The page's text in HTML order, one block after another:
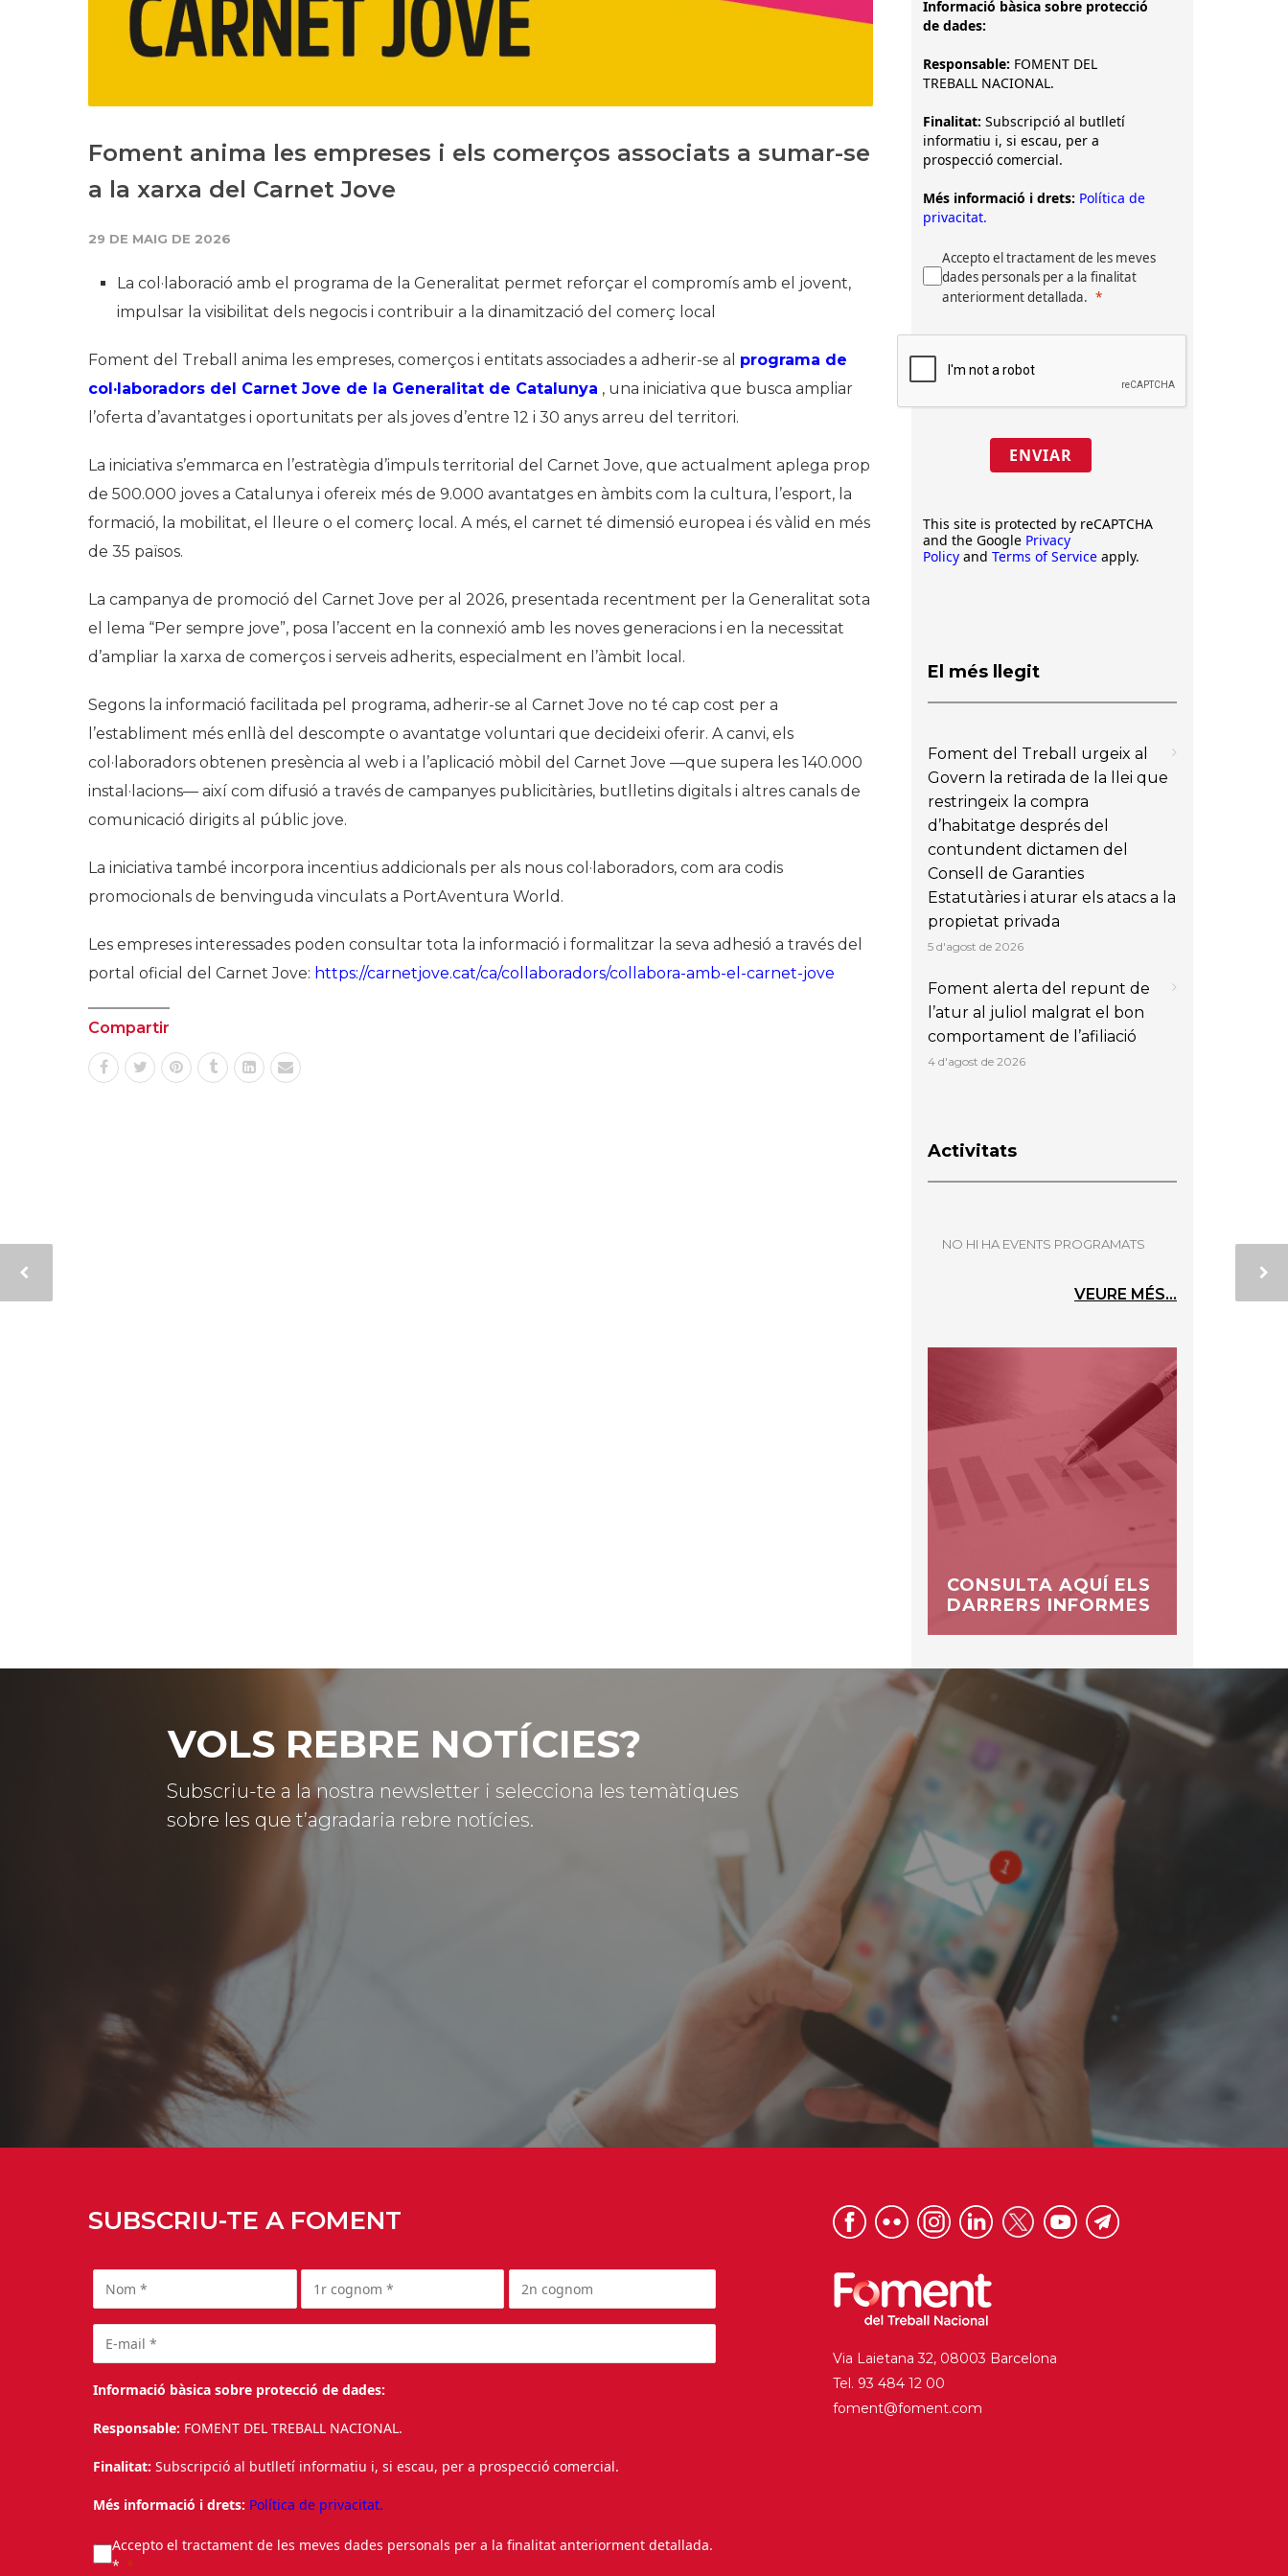
Foment anima les empreses i els comerços associats a sumar-se
a la xarxa del Carnet Jove
29 DE MAIG DE 2026
La col·laboració amb el programa de la Generalitat permet reforçar el compromís amb el jovent,
impulsar la visibilitat dels negocis i contribuir a la dinamització del comerç local
Foment del Treball anima les empreses, comerços i entitats associades a adherir-se al programa de
col·laboradors del Carnet Jove de la Generalitat de Catalunya , una iniciativa que busca ampliar
l’oferta d’avantatges i oportunitats per als joves d’entre 12 i 30 anys arreu del territori.
La iniciativa s’emmarca en l’estratègia d’impuls territorial del Carnet Jove, que actualment aplega prop
de 500.000 joves a Catalunya i ofereix més de 9.000 avantatges en àmbits com la cultura, l’esport, la
formació, la mobilitat, el lleure o el comerç local. A més, el carnet té dimensió europea i és vàlid en més
de 35 països.
La campanya de promoció del Carnet Jove per al 2026, presentada recentment per la Generalitat sota
el lema “Per sempre jove”, posa l’accent en la connexió amb les noves generacions i en la necessitat
d’ampliar la xarxa de comerços i serveis adherits, especialment en l’àmbit local.
Segons la informació facilitada pel programa, adherir-se al Carnet Jove no té cap cost per a
l’establiment més enllà del descompte o avantatge voluntari que decideixi oferir. A canvi, els
col·laboradors obtenen presència al web i a l’aplicació mòbil del Carnet Jove —que supera les 140.000
instal·lacions— així com difusió a través de campanyes publicitàries, butlletins digitals i altres canals de
comunicació dirigits al públic jove.
La iniciativa també incorpora incentius addicionals per als nous col·laboradors, com ara codis
promocionals de benvinguda vinculats a PortAventura World.
Les empreses interessades poden consultar tota la informació i formalitzar la seva adhesió a través del
portal oficial del Carnet Jove: https://carnetjove.cat/ca/collaboradors/collabora-amb-el-carnet-jove
Compartir
Informació bàsica sobre protecció
de dades:
Responsable: FOMENT DEL
TREBALL NACIONAL.
Finalitat: Subscripció al butlletí
informatiu i, si escau, per a
prospecció comercial.
Més informació i drets: Política de
privacitat.
Accepto el tractament de les meves
dades personals per a la finalitat
anteriorment detallada.
ENVIAR
This site is protected by reCAPTCHA
and the Google Privacy
Policy and Terms of Service apply.
El més llegit
Foment del Treball urgeix al
Govern la retirada de la llei que
restringeix la compra
d’habitatge després del
contundent dictamen del
Consell de Garanties
Estatutàries i aturar els atacs a la
propietat privada
5 d'agost de 2026
Foment alerta del repunt de
l’atur al juliol malgrat el bon
comportament de l’afiliació
4 d'agost de 2026
Activitats
NO HI HA EVENTS PROGRAMATS
VEURE MÉS...
CONSULTA AQUÍ ELS
DARRERS INFORMES
VOLS REBRE NOTÍCIES?
Subscriu-te a la nostra newsletter i selecciona les temàtiques
sobre les que t’agradaria rebre notícies.
SUBSCRIU-TE A FOMENT
Informació bàsica sobre protecció de dades:
Responsable: FOMENT DEL TREBALL NACIONAL.
Finalitat: Subscripció al butlletí informatiu i, si escau, per a prospecció comercial.
Més informació i drets: Política de privacitat.
Accepto el tractament de les meves dades personals per a la finalitat anteriorment detallada.
*
Via Laietana 32, 08003 Barcelona
Tel. 93 484 12 00
foment@foment.com